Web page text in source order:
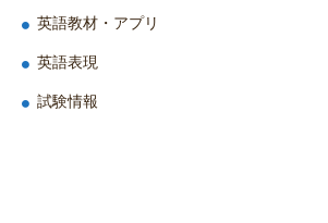
英語教材・アプリ
英語表現
試験情報